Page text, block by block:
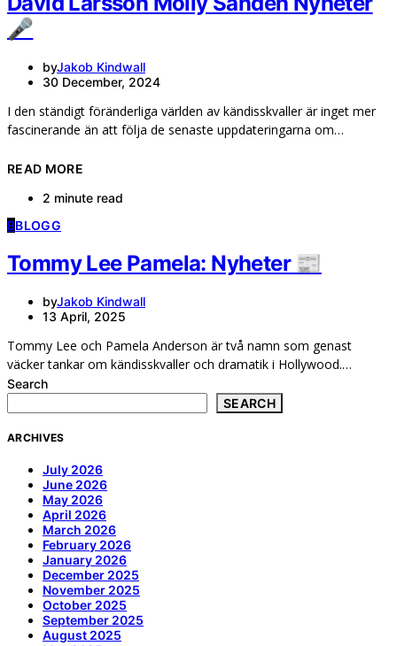
🎤
byJakob Kindwall
30 December, 2024
I den ständigt föränderliga världen av kändisskvaller är inget mer
fascinerande än att följa de senaste uppdateringarna om…
READ MORE
2 minute read
BBLOGG
Tommy Lee Pamela: Nyheter 📰
byJakob Kindwall
13 April, 2025
Tommy Lee och Pamela Anderson är två namn som genast
väcker tankar om kändisskvaller och dramatik i Hollywood.…
Search
SEARCH
ARCHIVES
July 2026
June 2026
May 2026
April 2026
March 2026
February 2026
January 2026
December 2025
November 2025
October 2025
September 2025
August 2025